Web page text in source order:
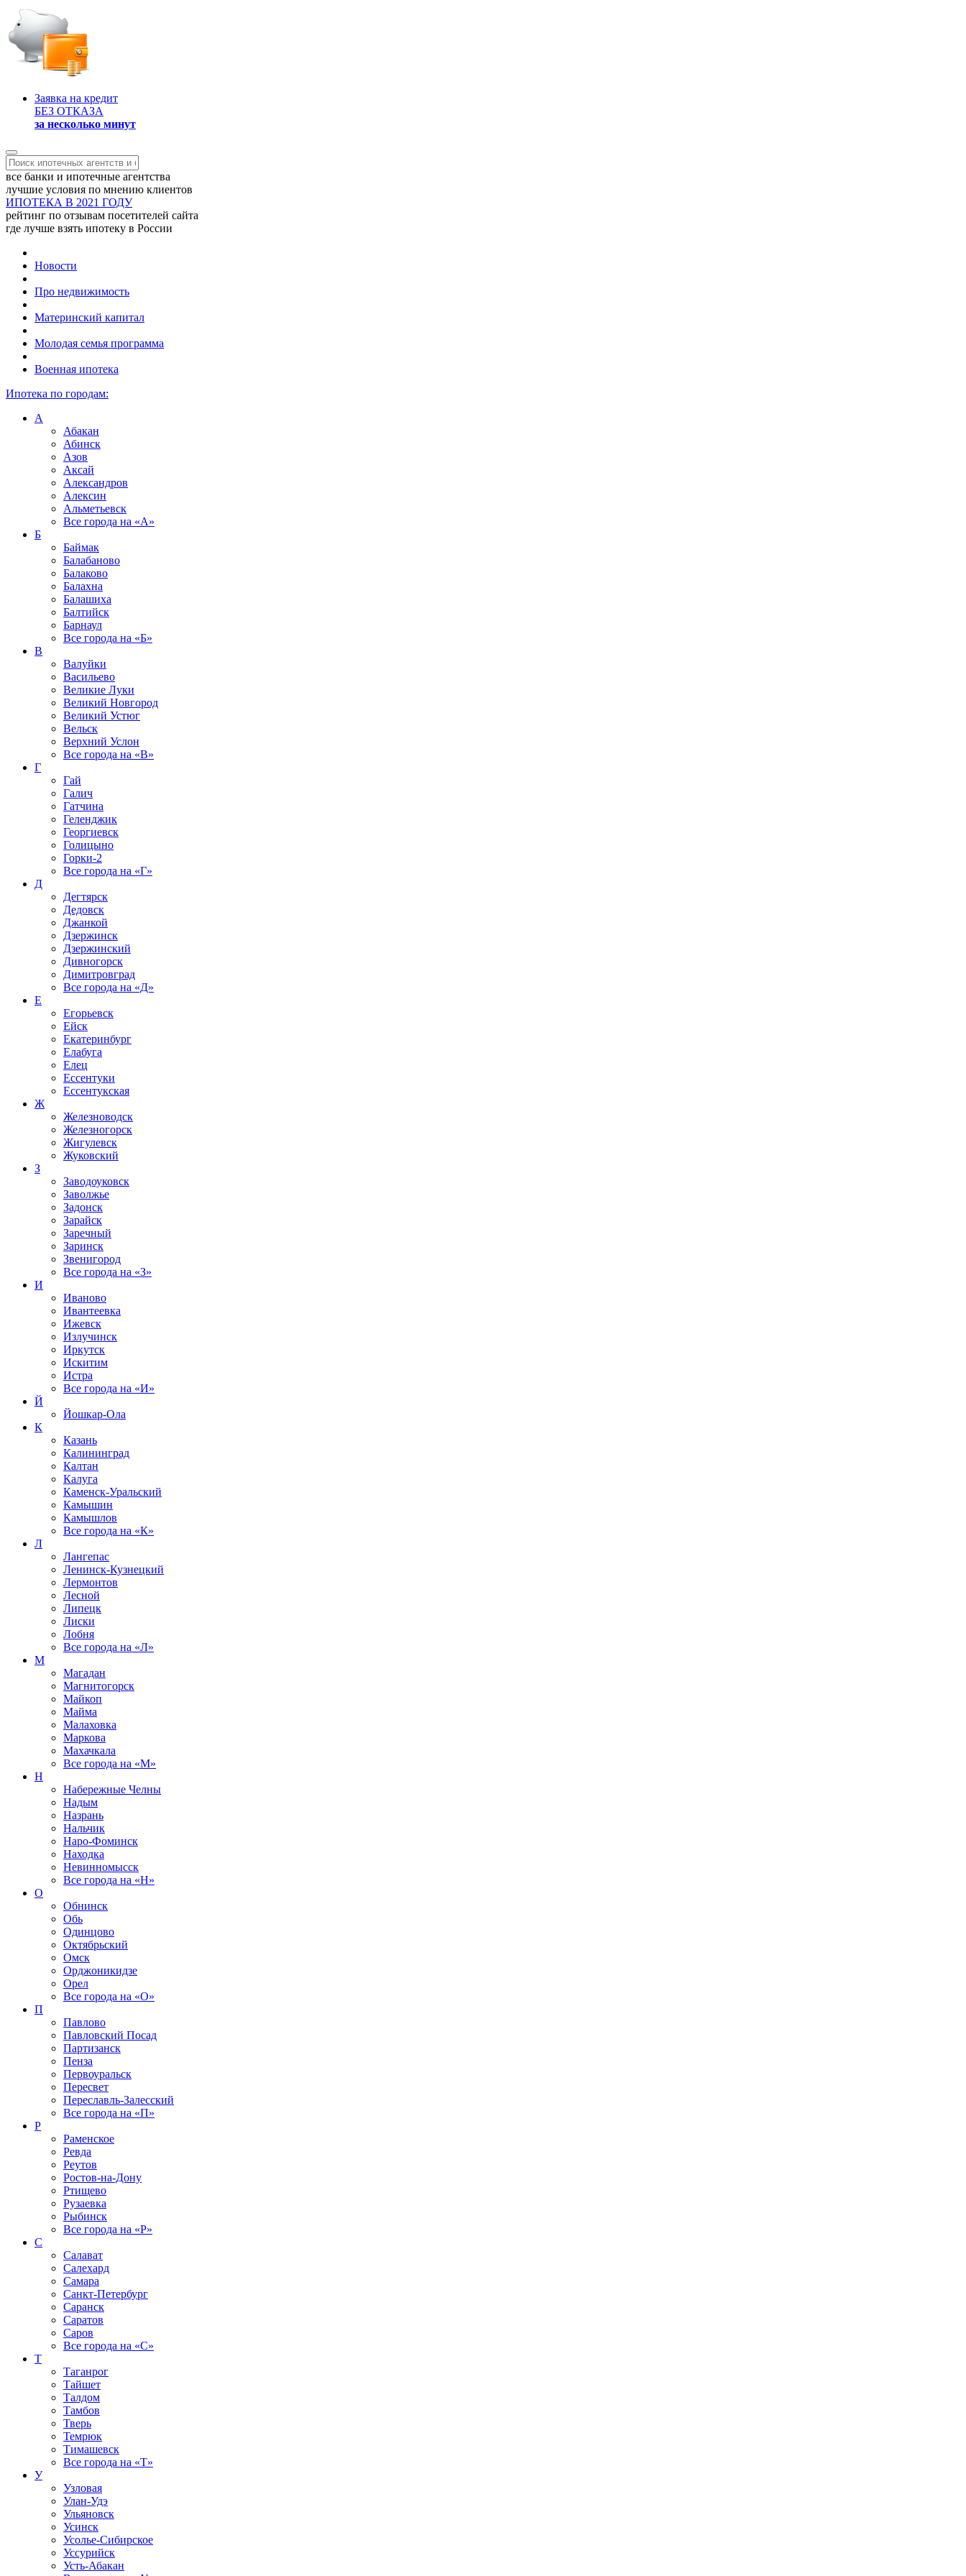
Заявка на кредит
БЕЗ ОТКАЗА
за несколько минут
все банки и ипотечные агентства
лучшие условия по мнению клиентов
ИПОТЕКА В 2021 ГОДУ
рейтинг по отзывам посетителей сайта
где лучше взять ипотеку в России
Новости
Про недвижимость
Материнский капитал
Молодая семья программа
Военная ипотека
Ипотека по городам:
А
Абакан
Абинск
Азов
Аксай
Александров
Алексин
Альметьевск
Все города на «А»
Б
Баймак
Балабаново
Балаково
Балахна
Балашиха
Балтийск
Барнаул
Все города на «Б»
В
Валуйки
Васильево
Великие Луки
Великий Новгород
Великий Устюг
Вельск
Верхний Услон
Все города на «В»
Г
Гай
Галич
Гатчина
Геленджик
Георгиевск
Голицыно
Горки-2
Все города на «Г»
Д
Дегтярск
Дедовск
Джанкой
Дзержинск
Дзержинский
Дивногорск
Димитровград
Все города на «Д»
Е
Егорьевск
Ейск
Екатеринбург
Елабуга
Елец
Ессентуки
Ессентукская
Ж
Железноводск
Железногорск
Жигулевск
Жуковский
З
Заводоуковск
Заволжье
Задонск
Зарайск
Заречный
Заринск
Звенигород
Все города на «З»
И
Иваново
Ивантеевка
Ижевск
Излучинск
Иркутск
Искитим
Истра
Все города на «И»
Й
Йошкар-Ола
К
Казань
Калининград
Калтан
Калуга
Каменск-Уральский
Камышин
Камышлов
Все города на «К»
Л
Лангепас
Ленинск-Кузнецкий
Лермонтов
Лесной
Липецк
Лиски
Лобня
Все города на «Л»
М
Магадан
Магнитогорск
Майкоп
Майма
Малаховка
Маркова
Махачкала
Все города на «М»
Н
Набережные Челны
Надым
Назрань
Нальчик
Наро-Фоминск
Находка
Невинномысск
Все города на «Н»
О
Обнинск
Обь
Одинцово
Октябрьский
Омск
Орджоникидзе
Орел
Все города на «О»
П
Павлово
Павловский Посад
Партизанск
Пенза
Первоуральск
Пересвет
Переславль-Залесский
Все города на «П»
Р
Раменское
Ревда
Реутов
Ростов-на-Дону
Ртищево
Рузаевка
Рыбинск
Все города на «Р»
С
Салават
Салехард
Самара
Санкт-Петербург
Саранск
Саратов
Саров
Все города на «С»
Т
Таганрог
Тайшет
Талдом
Тамбов
Тверь
Темрюк
Тимашевск
Все города на «Т»
У
Узловая
Улан-Удэ
Ульяновск
Усинск
Усолье-Сибирское
Уссурийск
Усть-Абакан